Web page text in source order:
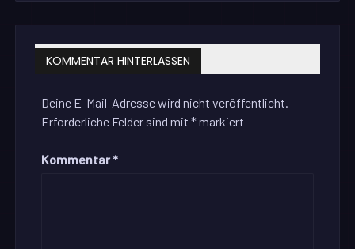
KOMMENTAR HINTERLASSEN
Deine E-Mail-Adresse wird nicht veröffentlicht.
Erforderliche Felder sind mit*markiert
Kommentar *